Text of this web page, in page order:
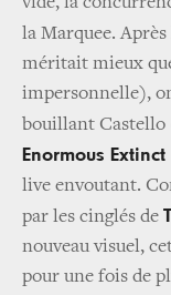
la Marquee.
méritait mieux
impersonnelle),
bouillant Castello
Enormous
live envoutant.
par les cinglés de
nouveau visuel,
pour une fois de